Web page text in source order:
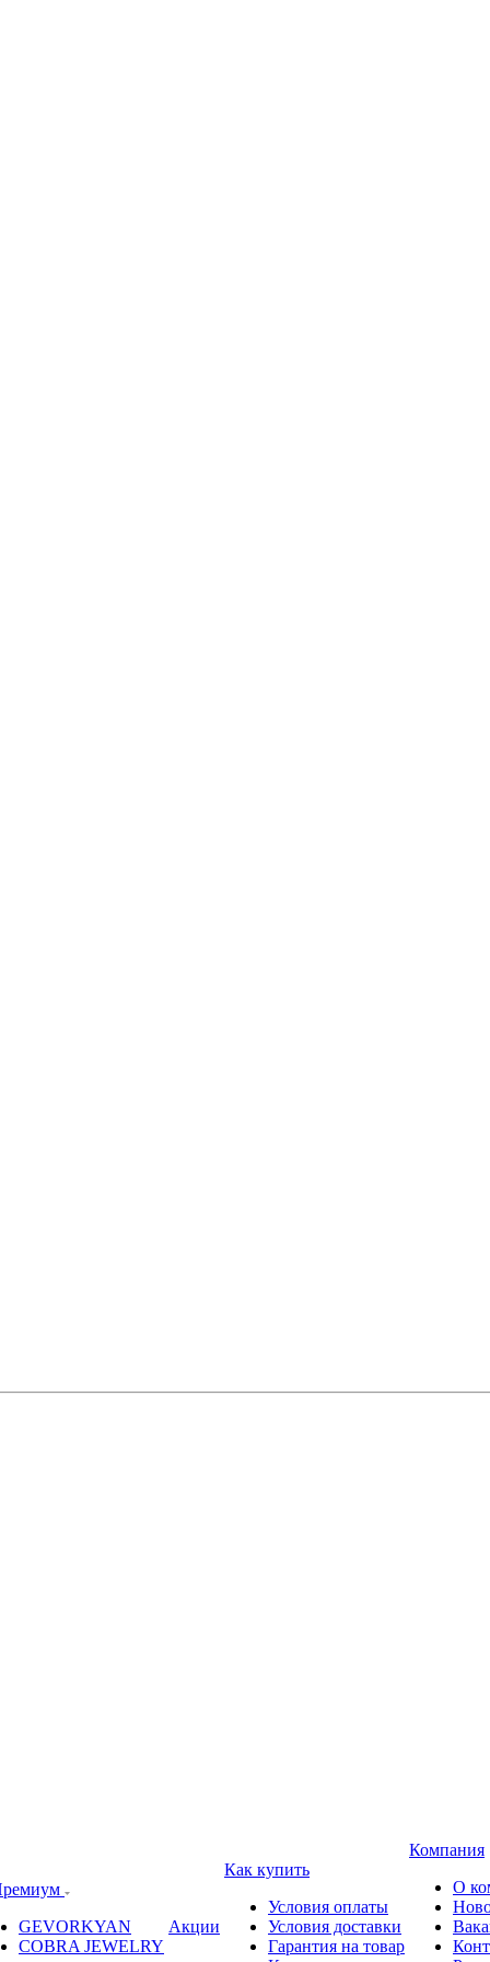
GEVORKYAN
COBRA JEWELRY
Акции
Как купить
Условия оплаты
Условия доставки
Гарантия на товар
Компания
О